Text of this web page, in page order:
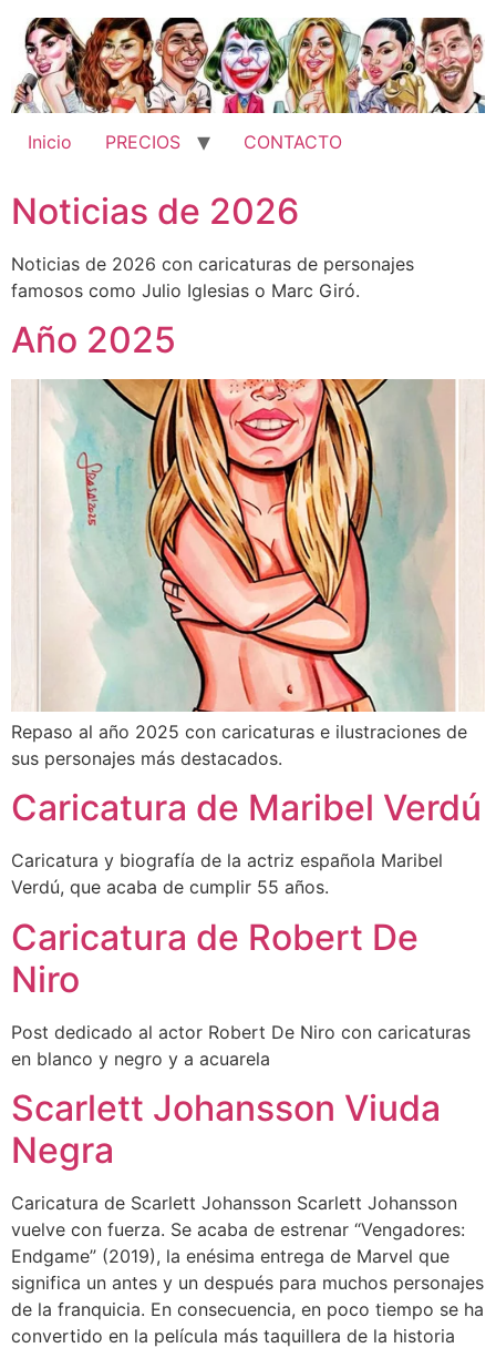
contenido
Inicio PRECIOS CONTACTO
Noticias de 2026
Noticias de 2026 con caricaturas de personajes
famosos como Julio Iglesias o Marc Giró.
Año 2025
Repaso al año 2025 con caricaturas e ilustraciones de
sus personajes más destacados.
Caricatura de Maribel Verdú
Caricatura y biografía de la actriz española Maribel
Verdú, que acaba de cumplir 55 años.
Caricatura de Robert De
Niro
Post dedicado al actor Robert De Niro con caricaturas
en blanco y negro y a acuarela
Scarlett Johansson Viuda
Negra
Caricatura de Scarlett Johansson Scarlett Johansson
vuelve con fuerza. Se acaba de estrenar “Vengadores:
Endgame” (2019), la enésima entrega de Marvel que
significa un antes y un después para muchos personajes
de la franquicia. En consecuencia, en poco tiempo se ha
convertido en la película más taquillera de la historia